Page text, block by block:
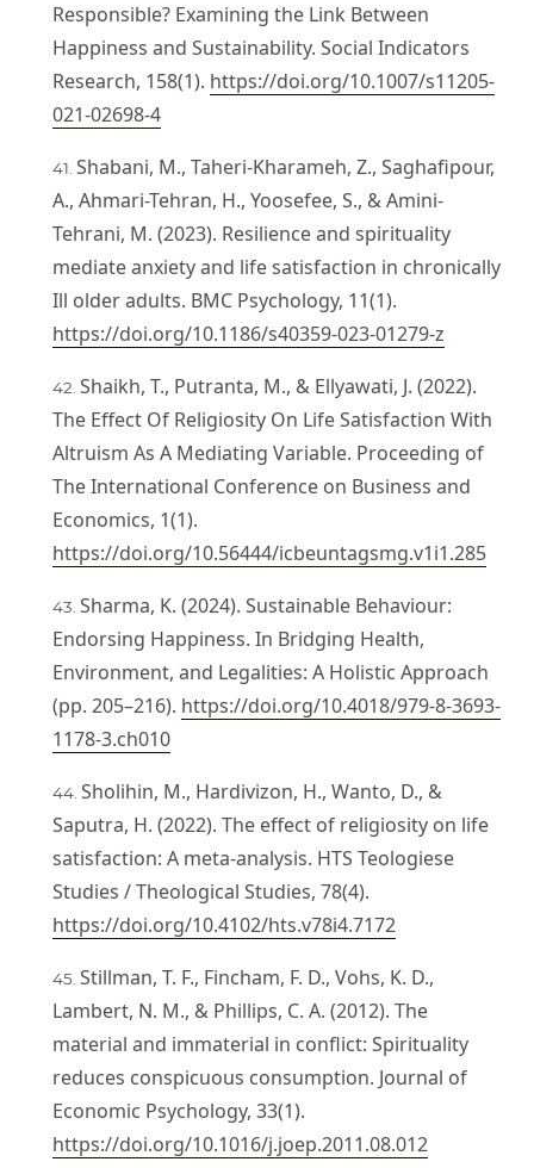
Responsible? Examining the Link Between
Happiness and Sustainability. Social Indicators
Research, 158(1). https://doi.org/10.1007/s11205-
021-02698-4
Shabani, M., Taheri-Kharameh, Z., Saghafipour,
A., Ahmari-Tehran, H., Yoosefee, S., & Amini-
Tehrani, M. (2023). Resilience and spirituality
mediate anxiety and life satisfaction in chronically
Ill older adults. BMC Psychology, 11(1).
https://doi.org/10.1186/s40359-023-01279-z
Shaikh, T., Putranta, M., & Ellyawati, J. (2022).
The Effect Of Religiosity On Life Satisfaction With
Altruism As A Mediating Variable. Proceeding of
The International Conference on Business and
Economics, 1(1).
https://doi.org/10.56444/icbeuntagsmg.v1i1.285
Sharma, K. (2024). Sustainable Behaviour:
Endorsing Happiness. In Bridging Health,
Environment, and Legalities: A Holistic Approach
(pp. 205–216). https://doi.org/10.4018/979-8-3693-
1178-3.ch010
Sholihin, M., Hardivizon, H., Wanto, D., &
Saputra, H. (2022). The effect of religiosity on life
satisfaction: A meta-analysis. HTS Teologiese
Studies / Theological Studies, 78(4).
https://doi.org/10.4102/hts.v78i4.7172
Stillman, T. F., Fincham, F. D., Vohs, K. D.,
Lambert, N. M., & Phillips, C. A. (2012). The
material and immaterial in conflict: Spirituality
reduces conspicuous consumption. Journal of
Economic Psychology, 33(1).
https://doi.org/10.1016/j.joep.2011.08.012